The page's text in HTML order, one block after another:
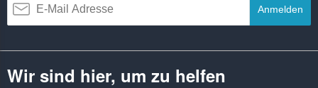
Anmelden
Wir sind hier, um zu helfen